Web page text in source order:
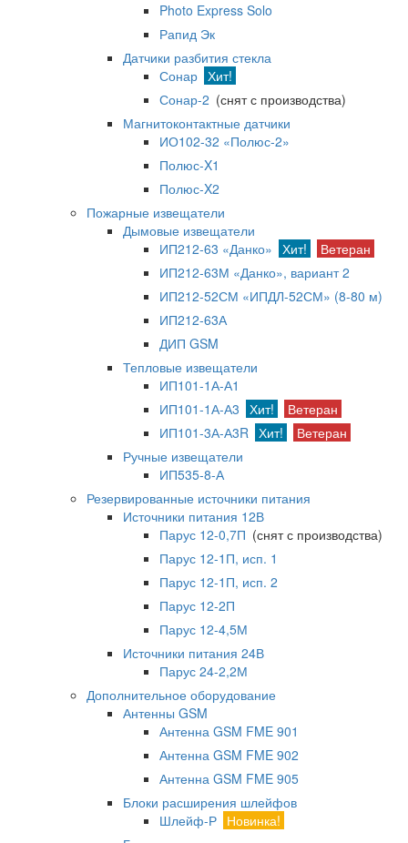
Photo Express Solo
Рапид Эк
Датчики разбития стекла
Сонар Хит!
Сонар-2 (снят с производства)
Магнитоконтактные датчики
ИО102-32 «Полюс-2»
Полюс-X1
Полюс-X2
Пожарные извещатели
Дымовые извещатели
ИП212-63 «Данко» Хит!
Ветеран
ИП212-63М «Данко», вариант 2
ИП212-52СМ «ИПДЛ-52СМ» (8-80 м)
ИП212-63А
ДИП GSM
Тепловые извещатели
ИП101-1А-А1
ИП101-1А-А3 Хит!
Ветеран
ИП101-3А-А3R Хит!
Ветеран
Ручные извещатели
ИП535-8-А
Резервированные источники питания
Источники питания 12В
Парус 12-0,7П (снят с производства)
Парус 12-1П, исп. 1
Парус 12-1П, исп. 2
Парус 12-2П
Парус 12-4,5М
Источники питания 24В
Парус 24-2,2М
Дополнительное оборудование
Антенны GSM
Антенна GSM FME 901
Антенна GSM FME 902
Антенна GSM FME 905
Блоки расширения шлейфов
Шлейф-Р Новинка!